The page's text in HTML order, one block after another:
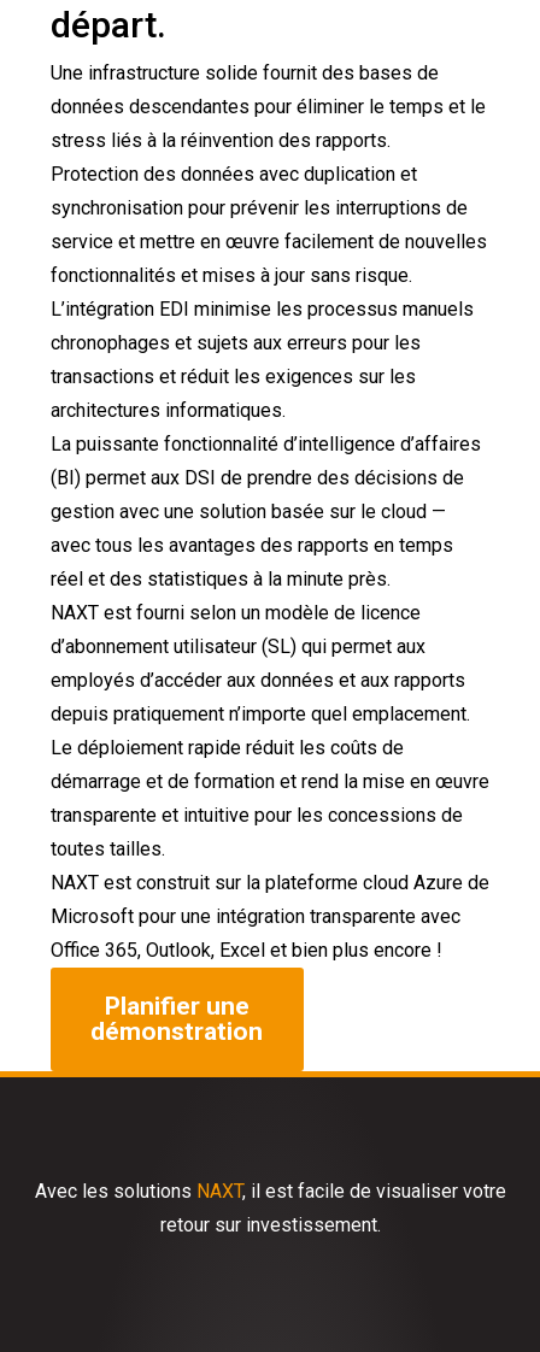
départ.
Une infrastructure solide fournit des bases de
données descendantes pour éliminer le temps et le
stress liés à la réinvention des rapports.
Protection des données avec duplication et
synchronisation pour prévenir les interruptions de
service et mettre en œuvre facilement de nouvelles
fonctionnalités et mises à jour sans risque.
L’intégration EDI minimise les processus manuels
chronophages et sujets aux erreurs pour les
transactions et réduit les exigences sur les
architectures informatiques.
La puissante fonctionnalité d’intelligence d’affaires
(BI) permet aux DSI de prendre des décisions de
gestion avec une solution basée sur le cloud —
avec tous les avantages des rapports en temps
réel et des statistiques à la minute près.
NAXT est fourni selon un modèle de licence
d’abonnement utilisateur (SL) qui permet aux
employés d’accéder aux données et aux rapports
depuis pratiquement n’importe quel emplacement.
Le déploiement rapide réduit les coûts de
démarrage et de formation et rend la mise en œuvre
transparente et intuitive pour les concessions de
toutes tailles.
NAXT est construit sur la plateforme cloud Azure de
Microsoft pour une intégration transparente avec
Office 365, Outlook, Excel et bien plus encore !
Planifier une
démonstration
Avec les solutions NAXT, il est facile de visualiser votre
retour sur investissement.